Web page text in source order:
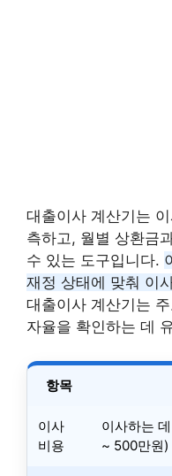
대출이사 계산기는
측하고, 월별 상환금
수 있는 도구입니다.
재정 상태에 맞춰 이
대출이사 계산기는
자율을 확인하는 데
항목
이사
비용
이사하는
~ 500만원)